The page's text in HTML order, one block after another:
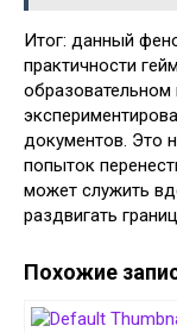
Итог: данный
практичности
образовательном
документов. Это
попыток
может служить
раздвигать
Похожие